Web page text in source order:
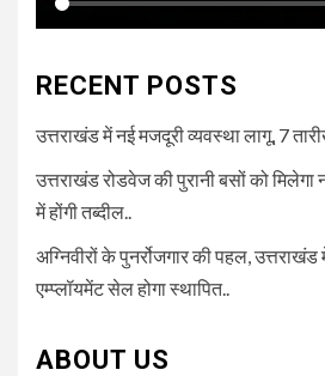
RECENT POSTS
उत्तराखंड में नई मजदूरी व्यवस्था लागू, 7
उत्तराखंड रोडवेज की पुरानी बसों को
में होंगी तब्दील..
अग्निवीरों के पुनर्रोजगार की पहल,
एम्प्लॉयमेंट सेल होगा स्थापित..
ABOUT US